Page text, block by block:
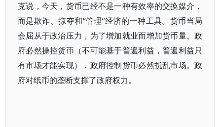
克说，今天，货币已经不是一种有效率的交换媒介，
而是欺诈、掠夺和“管理”经济的一种工具。货币当局
会屈从于政治压力，为了增加就业而增加货币量。政
府必然操控货币（不可能基于普遍利益，普遍利益只
有市场才能实现），政府控制货币必然扰乱市场。政
府对纸币的垄断支撑了政府权力。